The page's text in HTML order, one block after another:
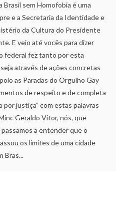
Brasil sem Homofobia é uma
e a Secretaria da Identidade e
da Cultura do Presidente
E veio até vocês para dizer
federal fez tanto por esta
através de ações concretas
as Paradas do Orgulho Gay
de respeito e de completa
por justiça” com estas palavras
Geraldo Vitor, nós, que
a entender que o
os limites de uma cidade
Bras...